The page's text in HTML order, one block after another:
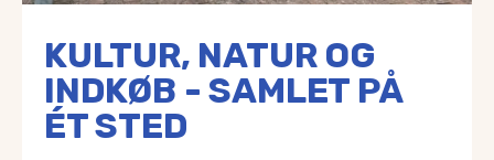
KULTUR, NATUR OG
INDKØB - SAMLET PÅ
ÉT STED